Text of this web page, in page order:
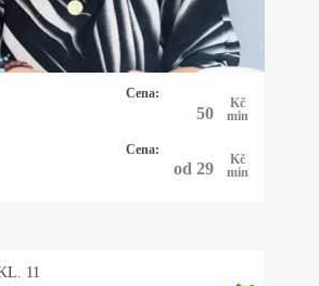
Cena:
50
Kč
min
Cena:
od 29
Kč
min
Tím ponechávají člověku
jak vše řešit. Občas používám
vyrobila moje dcera.
11